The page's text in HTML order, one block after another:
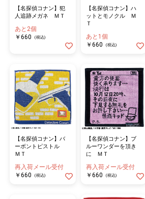
【名探偵コナン】犯
人追跡メガネ ＭＴ
あと2個
￥660
(税込)
【名探偵コナン】ハ
ットとモノクル Ｍ
Ｔ
あと1個
￥660
(税込)
【名探偵コナン】バ
ーボントピストル
ＭＴ
再入荷メール受付
￥660
(税込)
【名探偵コナン】ブ
ルーワンダーを頂き
に ＭＴ
再入荷メール受付
￥660
(税込)